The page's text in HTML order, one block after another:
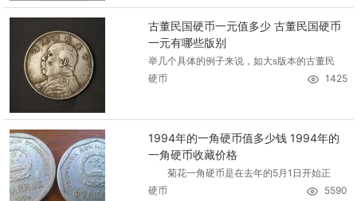
古董民国硬币一元值多少 古董民国硬币
一元有哪些版别
举几个具体的例子来说，如大s版本的古董民
硬币
1425
1994年的一角硬币值多少钱 1994年的
一角硬币收藏价格
菊花一角硬币是在去年的5月1日开始正
硬币
5590